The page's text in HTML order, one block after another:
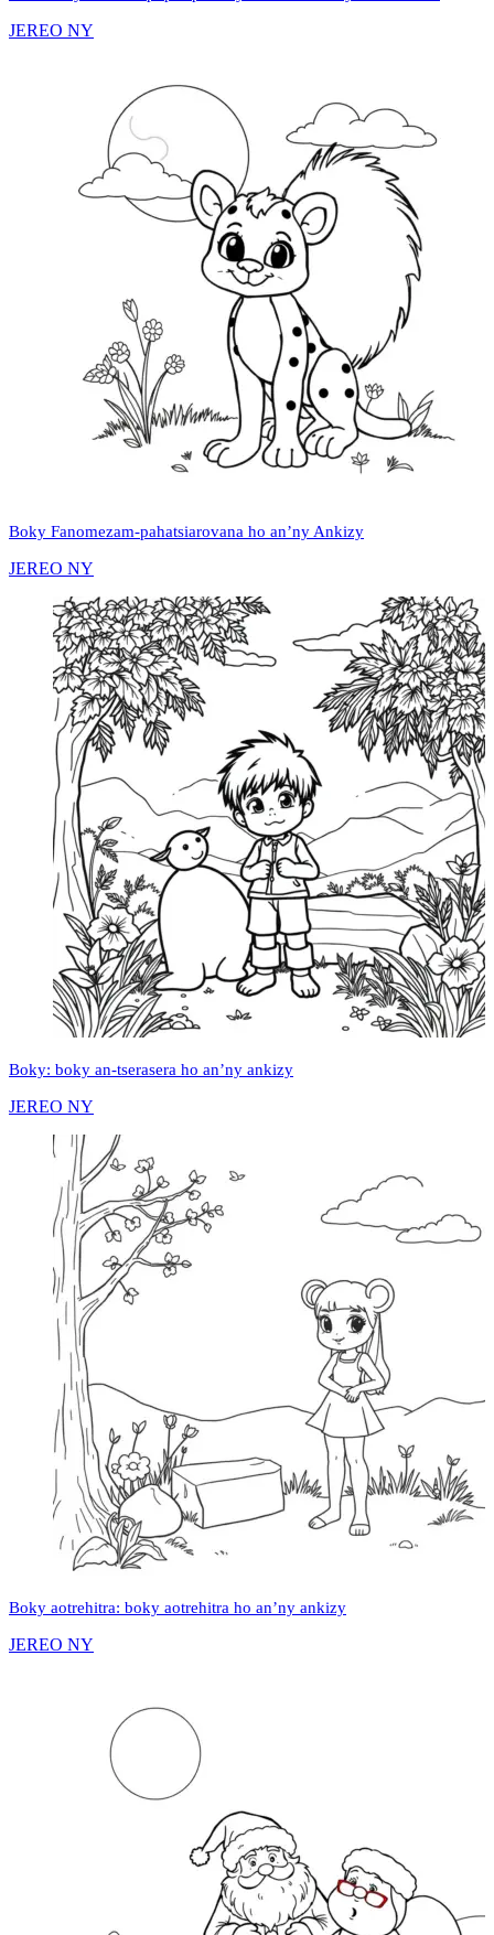
JEREO NY
Boky Fanomezam-pahatsiarovana ho an’ny Ankizy
JEREO NY
Boky: boky an-tserasera ho an’ny ankizy
JEREO NY
Boky aotrehitra: boky aotrehitra ho an’ny ankizy
JEREO NY